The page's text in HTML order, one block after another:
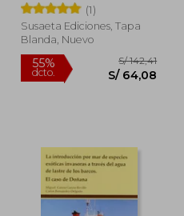
(1)
Susaeta Ediciones, Tapa
Blanda, Nuevo
55%